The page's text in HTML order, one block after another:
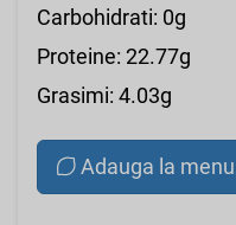
Carbohidrati: 0g
Proteine: 22.77g
Grasimi: 4.03g
Adauga la menu